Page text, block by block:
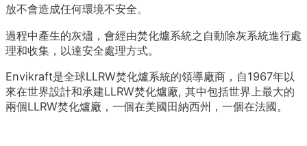
放不會造成任何環境不安全。
過程中產生的灰燼，會經由焚化爐系統之自動除灰系統進行處
理和收集，以達安全處理方式。
Envikraft是全球LLRW焚化爐系統的領導廠商，自1967年以
來在世界設計和承建LLRW焚化爐廠, 其中包括世界上最大的
兩個LLRW焚化爐廠，一個在美國田納西州，一個在法國。